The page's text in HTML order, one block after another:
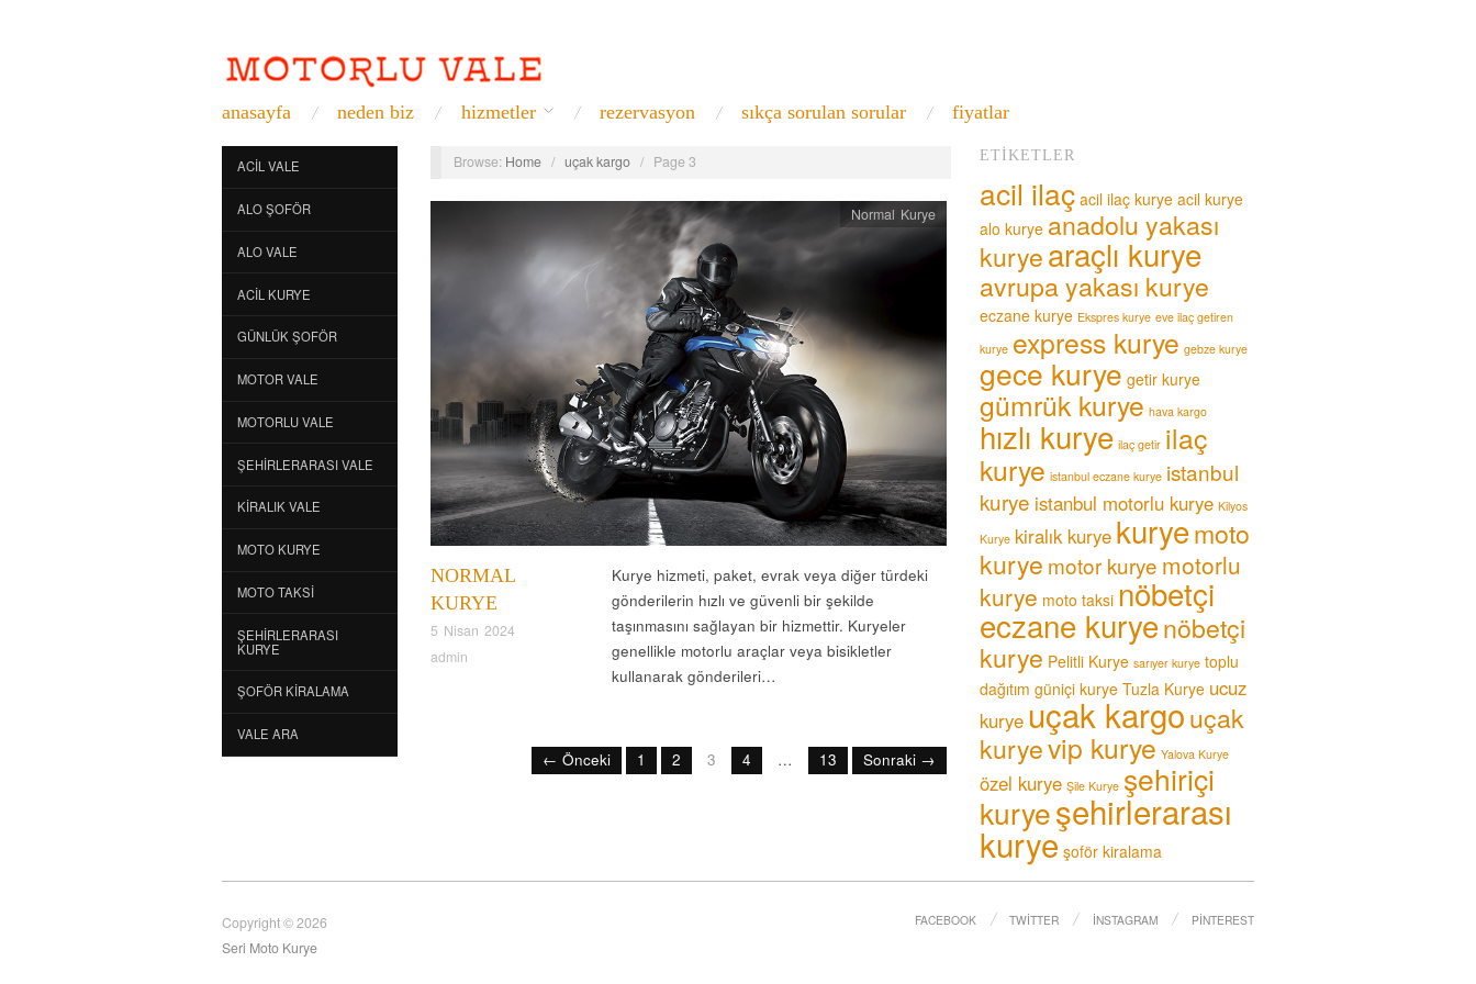
anasayfa neden biz hizmetler rezervasyon sıkça sorulan sorular fiyatlar
ACIL VALE
ALO ŞOFÖR
ALO VALE
ACIL KURYE
GÜNLÜK ŞOFÖR
MOTOR VALE
MOTORLU VALE
ŞEHIRLERARASI VALE
KIRALIK VALE
MOTO KURYE
MOTO TAKSI
ŞEHIRLERARASI
KURYE
ŞOFÖR KIRALAMA
VALE ARA
Browse: Home / uçak kargo / Page 3
NORMAL
KURYE
5 Nisan 2024
admin
Normal Kurye
Kurye hizmeti, paket, evrak veya diğer türdeki
gönderilerin hızlı ve güvenli bir şekilde
taşınmasını sağlayan bir hizmettir. Kuryeler
genellikle motorlu araçlar veya bisikletler
kullanarak gönderileri…
← Önceki 1 2 3 4 … 13 Sonraki →
ETIKETLER
acil ilaç acil ilaç kurye acil kurye
alo kurye anadolu yakası
kuryearaçlı kurye
avrupa yakası kurye
eczane kurye Ekspres kurye eve ilaç getiren
kurye express kurye gebze kurye
gece kurye getir kurye
gümrük kurye hava kargo
hızlı kurye ilaç getir ilaç
kurye istanbul eczane kurye istanbul
kurye istanbul motorlu kurye Kilyos
Kurye kiralık kurye kuryemoto
kurye motor kurye motorlu
kurye moto taksi nöbetçi
eczane kuryenöbetçi
kurye Pelitli Kurye sarıyer kurye toplu
dağıtım güniçi kurye Tuzla Kurye ucuz
kurye uçak kargouçak
kuryevip kurye Yalova Kurye
özel kurye Şile Kurye şehiriçi
kuryeşehirlerarası
kurye şoför kiralama
Copyright © 2026
Seri Moto Kurye
FACEBOOK TWITTER İNSTAGRAM PINTEREST